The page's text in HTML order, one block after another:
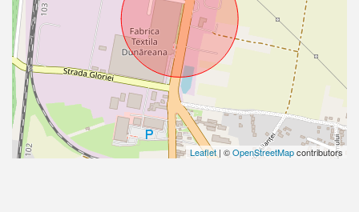
Leaflet| ©OpenStreetMapcontributors